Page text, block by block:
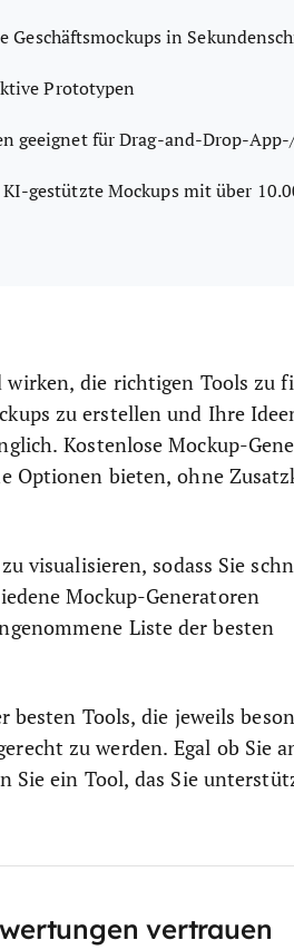
Geschäftsmockups in
Prototypen
geeignet für Drag-and-Drop-
gestützte Mockups mit über
wirken, die richtigen Tools zu
zu erstellen und Ihre
Kostenlose Mockup-
Optionen bieten, ohne
visualisieren, sodass Sie
Mockup-Generatoren
Liste der besten
Tools, die jeweils
zu werden. Egal ob Sie
Sie ein Tool, das Sie
vertrauen